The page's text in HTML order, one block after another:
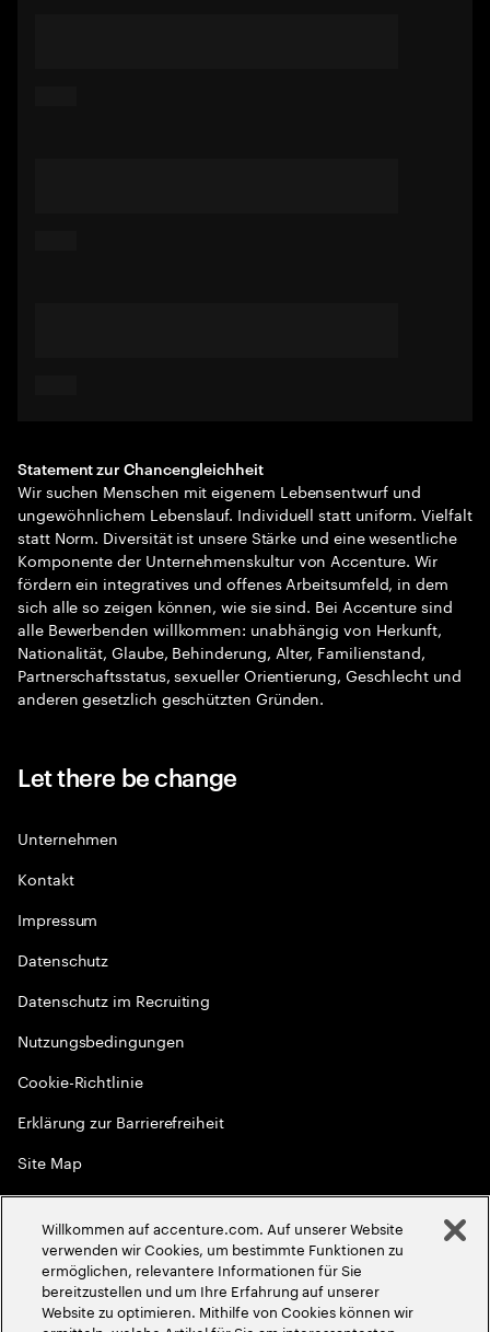
Statement zur Chancengleichheit
Wir suchen Menschen mit eigenem Lebensentwurf und
ungewöhnlichem Lebenslauf. Individuell statt uniform. Vielfalt
statt Norm. Diversität ist unsere Stärke und eine wesentliche
Komponente der Unternehmenskultur von Accenture. Wir
fördern ein integratives und offenes Arbeitsumfeld, in dem
sich alle so zeigen können, wie sie sind. Bei Accenture sind
alle Bewerbenden willkommen: unabhängig von Herkunft,
Nationalität, Glaube, Behinderung, Alter, Familienstand,
Partnerschaftsstatus, sexueller Orientierung, Geschlecht und
anderen gesetzlich geschützten Gründen.
Let there be change
Unternehmen
Kontakt
Impressum
Datenschutz
Datenschutz im Recruiting
Nutzungsbedingungen
Cookie-Richtlinie
Erklärung zur Barrierefreiheit
Site Map
Globale Meritokratie
2026Accenture. Alle Rechte vorbehalten
Willkommen auf accenture.com. Auf unserer Website
verwenden wir Cookies, um bestimmte Funktionen zu
ermöglichen, relevantere Informationen für Sie
bereitzustellen und um Ihre Erfahrung auf unserer
Website zu optimieren. Mithilfe von Cookies können wir